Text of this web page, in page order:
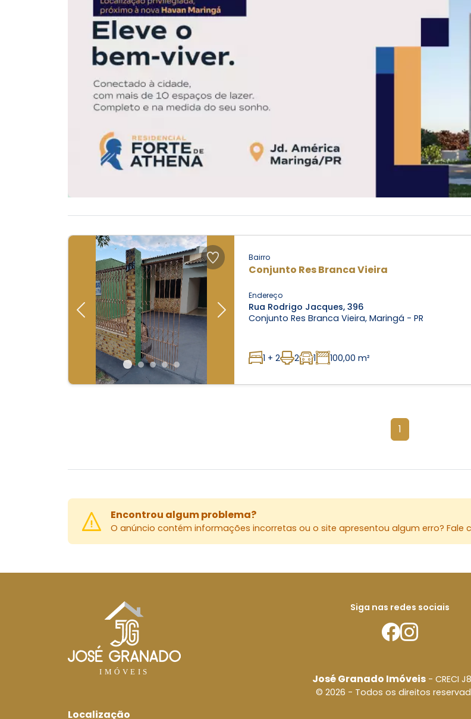
Previous Next
Bairro
Conjunto Res Branca Vieira
Endereço
Rua Rodrigo Jacques, 396
Conjunto Res Branca Vieira, Maringá - PR
1 + 2 2 1 100,00 m²
1
Encontrou algum problema?
O anúncio contém informações incorretas ou o site apresentou algum erro? Fale
Localização
Siga nas redes sociais
José Granado Imóveis - CRECI
© 2026 - Todos os direitos